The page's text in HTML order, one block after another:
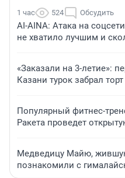
1 час 524 Обсудить
AI-AINA: Атака на
не хватило лучшим и
«Заказали на 3-летие»:
Казани турок забрал
Популярный фитнес-
Ракета проведет
Медведицу Майю,
познакомили с